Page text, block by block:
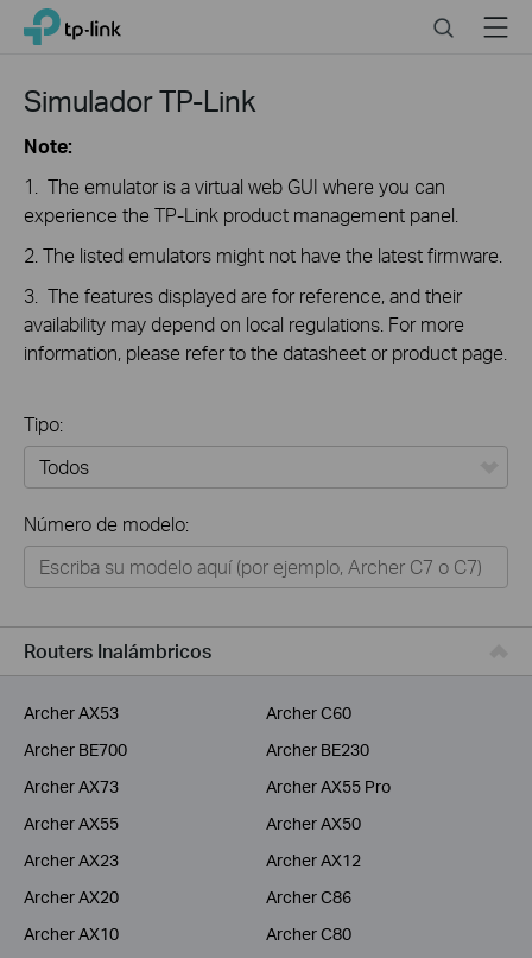
Click
navigation
TP-Link, Reliably Smart SearchMenu
Simulador TP-Link
Note:
1. The emulator is a virtual web GUI where you can
experience the TP-Link product management panel.
2. The listed emulators might not have the latest firmware.
3. The features displayed are for reference, and their
availability may depend on local regulations. For more
information, please refer to the datasheet or product page.
Tipo:
Hogar
Tapo
Negocios
ISPs
Número de modelo:
Routers Inalámbricos
Archer AX53
Archer C60
Archer BE700
Archer BE230
Archer AX73
Archer AX55 Pro
Archer AX55
Archer AX50
Archer AX23
Archer AX12
Archer AX20
Archer C86
Archer AX10
Archer C80